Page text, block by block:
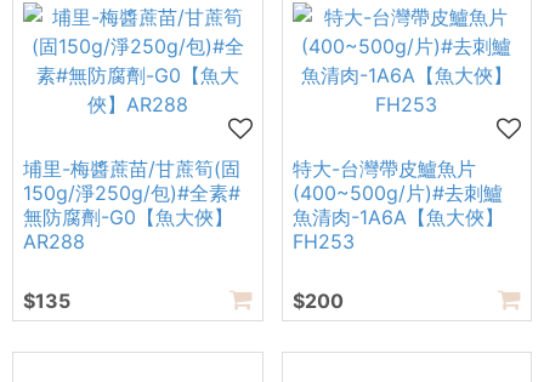
埔里-梅醬蔗苗/甘蔗筍(固
150g/淨250g/包)#全素#
無防腐劑-G0【魚大俠】
AR288
$135
特大-台灣帶皮鱸魚片
(400~500g/片)#去刺鱸
魚清肉-1A6A【魚大俠】
FH253
$200